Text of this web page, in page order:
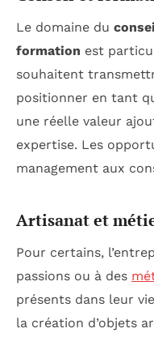
Le domaine du
formation est
souhaitent
positionner en tant
une réelle valeur
expertise. Les
management aux
Artisanat et
Pour certains,
passions ou à des
présents dans leur
la création d’objets